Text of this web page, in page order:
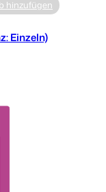
hinzufügen
Einzeln)